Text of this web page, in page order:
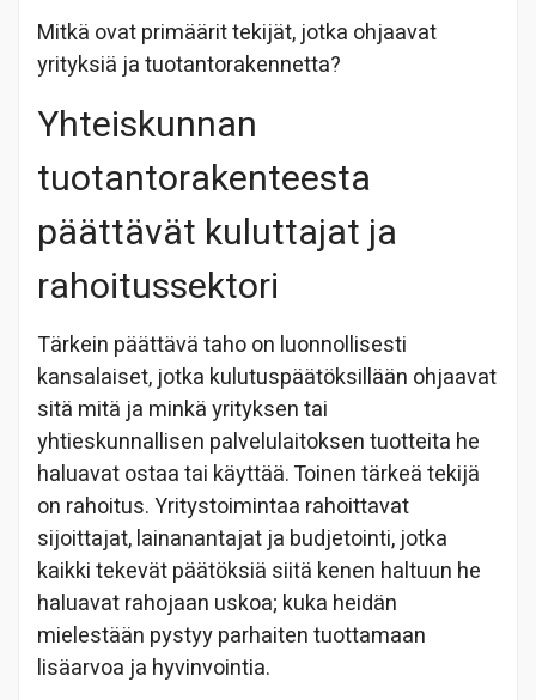
Mitkä ovat primäärit tekijät, jotka ohjaavat
yrityksiä ja tuotantorakennetta?
Yhteiskunnan
tuotantorakenteesta
päättävät kuluttajat ja
rahoitussektori
Tärkein päättävä taho on luonnollisesti
kansalaiset, jotka kulutuspäätöksillään ohjaavat
sitä mitä ja minkä yrityksen tai
yhtieskunnallisen palvelulaitoksen tuotteita he
haluavat ostaa tai käyttää. Toinen tärkeä tekijä
on rahoitus. Yritystoimintaa rahoittavat
sijoittajat, lainanantajat ja budjetointi, jotka
kaikki tekevät päätöksiä siitä kenen haltuun he
haluavat rahojaan uskoa; kuka heidän
mielestään pystyy parhaiten tuottamaan
lisäarvoa ja hyvinvointia.